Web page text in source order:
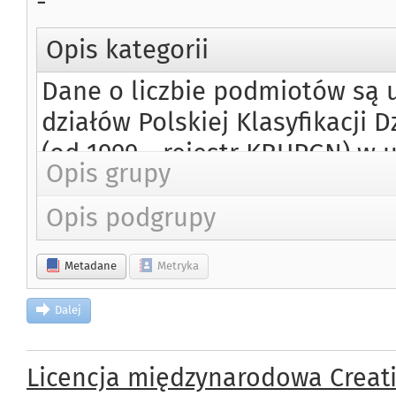
Opis kategorii
Dane o liczbie podmiotów są
działów Polskiej Klasyfikacji
(od 1999 - rejestr KRUPGN)
sektor prywatny) oraz w
do 1999 roku: Europejskiej,
sektor publiczny i sektor
gospodarstwa indywidualne
statystycznych z rejestru
zamieszkania, - adresu
Opis grupy
Opis podgrupy
Metadane Metryka
Dalej
Licencja międzynarodowa